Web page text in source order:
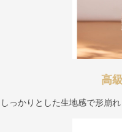
高
しっかりとした生地感で形崩